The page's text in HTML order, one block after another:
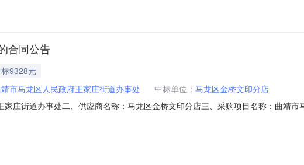
合同公告
9328元
市马龙区人民政府王家庄街道办事处 中标单位： 马龙区金桥文印分店
庄街道办事处二、供应商名称：马龙区金桥文印分店三、采购项目名称：曲靖
七、其它事项：详见附件中的合同文件八、联系方式1、采购人名称：曲靖市马龙